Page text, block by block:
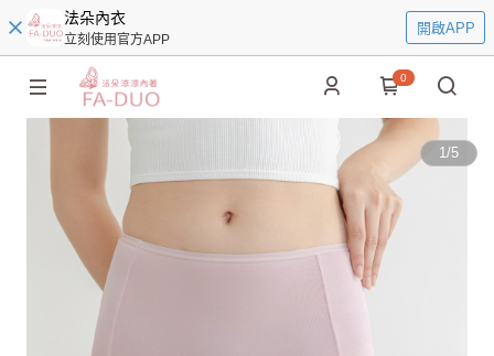
法朵內衣
立刻使用官方APP
開啟APP
0
1/5